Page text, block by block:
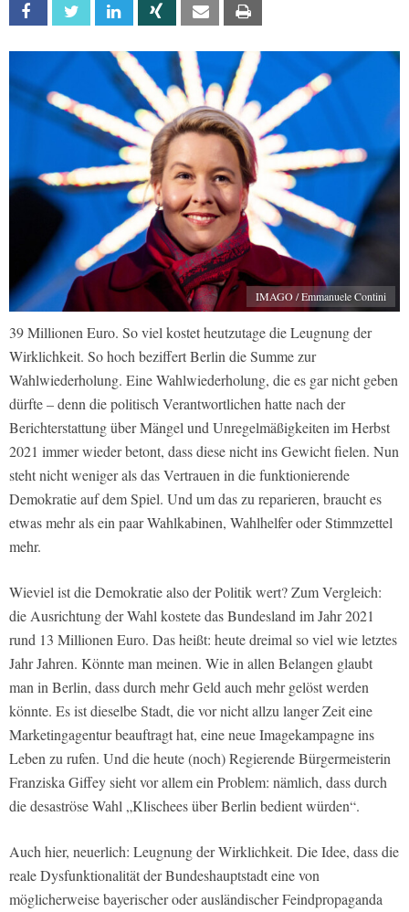
Facebook Twitter Linkedin Xing Email
IMAGO / Emmanuele Contini
39 Millionen Euro. So viel kostet heutzutage die Leugnung der
Wirklichkeit. So hoch beziffert Berlin die Summe zur
Wahlwiederholung. Eine Wahlwiederholung, die es gar nicht geben
dürfte – denn die politisch Verantwortlichen hatte nach der
Berichterstattung über Mängel und Unregelmäßigkeiten im Herbst
2021 immer wieder betont, dass diese nicht ins Gewicht fielen. Nun
steht nicht weniger als das Vertrauen in die funktionierende
Demokratie auf dem Spiel. Und um das zu reparieren, braucht es
etwas mehr als ein paar Wahlkabinen, Wahlhelfer oder Stimmzettel
mehr.
Wieviel ist die Demokratie also der Politik wert? Zum Vergleich:
die Ausrichtung der Wahl kostete das Bundesland im Jahr 2021
rund 13 Millionen Euro. Das heißt: heute dreimal so viel wie letztes
Jahr Jahren. Könnte man meinen. Wie in allen Belangen glaubt
man in Berlin, dass durch mehr Geld auch mehr gelöst werden
könnte. Es ist dieselbe Stadt, die vor nicht allzu langer Zeit eine
Marketingagentur beauftragt hat, eine neue Imagekampagne ins
Leben zu rufen. Und die heute (noch) Regierende Bürgermeisterin
Franziska Giffey sieht vor allem ein Problem: nämlich, dass durch
die desaströse Wahl „Klischees über Berlin bedient würden“.
Auch hier, neuerlich: Leugnung der Wirklichkeit. Die Idee, dass die
reale Dysfunktionalität der Bundeshauptstadt eine von
möglicherweise bayerischer oder ausländischer Feindpropaganda